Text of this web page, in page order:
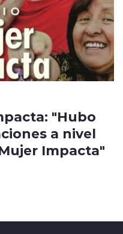
"Hubo
a nivel
Impacta"